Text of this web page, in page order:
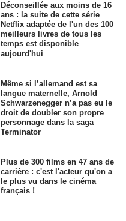
Déconseillée aux moins de 16
ans : la suite de cette série
Netflix adaptée de l'un des 100
meilleurs livres de tous les
temps est disponible
aujourd'hui
Même si l’allemand est sa
langue maternelle, Arnold
Schwarzenegger n’a pas eu le
droit de doubler son propre
personnage dans la saga
Terminator
Plus de 300 films en 47 ans de
carrière : c'est l'acteur qu'on a
le plus vu dans le cinéma
français !